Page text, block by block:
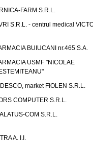
FARM S.R.L.
S.R.L. - centrul medical
BUIUCANI nr.465 S.A.
USMF "NICOLAE
market FIOLEN S.R.L.
COMPUTER S.R.L.
COM S.R.L.
A. I.I.